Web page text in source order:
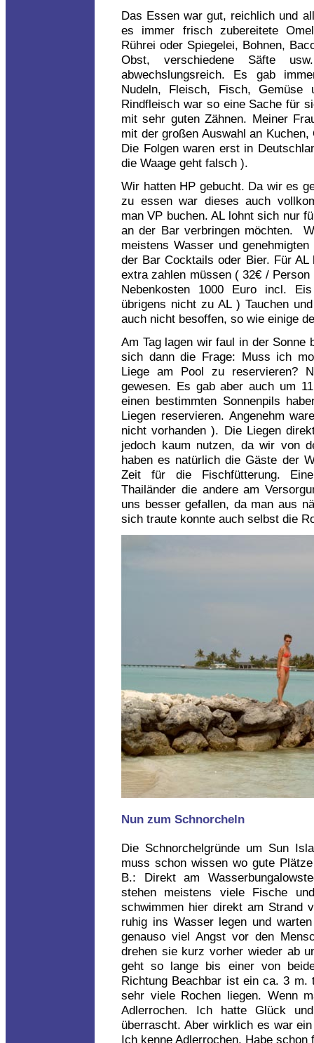
Das Essen war gut, reichlich und
es immer frisch zubereitete
Rührei oder Spiegelei, Bohnen,
Obst, verschiedene Säfte
abwechslungsreich. Es gab
Nudeln, Fleisch, Fisch, Gemüse
Rindfleisch war so eine Sache für
mit sehr guten Zähnen. Meiner
mit der großen Auswahl an
Die Folgen waren erst in
die Waage geht falsch ).
Wir hatten HP gebucht. Da wir es
zu essen war dieses auch
man VP buchen. AL lohnt sich nur
an der Bar verbringen möchten.
meistens Wasser und
der Bar Cocktails oder Bier. Für
extra zahlen müssen ( 32€ /
Nebenkosten 1000 Euro incl.
übrigens nicht zu AL ) Tauchen
auch nicht besoffen, so wie einige
Am Tag lagen wir faul in der Sonne
sich dann die Frage: Muss ich
Liege am Pool zu reservieren?
gewesen. Es gab aber auch um
einen bestimmten Sonnenpils
Liegen reservieren. Angenehm
nicht vorhanden ). Die Liegen
jedoch kaum nutzen, da wir von
haben es natürlich die Gäste der
Zeit für die Fischfütterung.
Thailänder die andere am
uns besser gefallen, da man aus
sich traute konnte auch selbst die
Nun zum Schnorcheln
Die Schnorchelgründe um Sun
muss schon wissen wo gute
B.: Direkt am
stehen meistens viele Fische
schwimmen hier direkt am Strand
ruhig ins Wasser legen und
genauso viel Angst vor den
drehen sie kurz vorher wieder ab
geht so lange bis einer von
Richtung Beachbar ist ein ca. 3 m.
sehr viele Rochen liegen. Wenn
Adlerrochen. Ich hatte Glück
überrascht. Aber wirklich es war
Ich kenne Adlerrochen. Habe